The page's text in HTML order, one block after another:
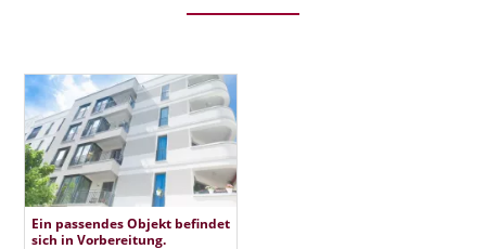
Ein passendes Objekt befindet
sich in Vorbereitung.